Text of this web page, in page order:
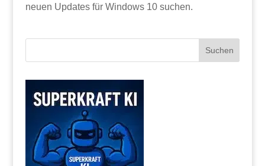
neuen Updates für Windows 10 suchen.